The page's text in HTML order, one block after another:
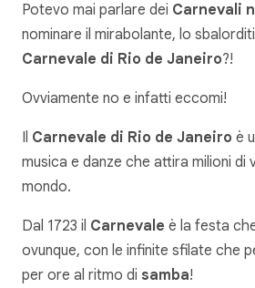
Potevo mai parlare dei Carnevali
nominare il mirabolante, lo
Carnevale di Rio de Janeiro?!
Ovviamente no e infatti eccomi!
Il Carnevale di Rio de Janeiro è
musica e danze che attira milioni di
mondo.
Dal 1723 il Carnevale è la festa
ovunque, con le infinite sfilate che
per ore al ritmo di samba!